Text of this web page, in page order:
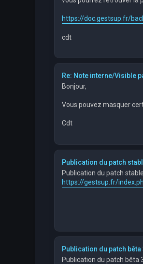
https://doc.gestsup.fr/
cdt
Re: Note interne/Visible
Bonjour,
Vous pouvez masquer
Cdt
Publication du patch
Publication du patch
https://gestsup.fr/
Publication du patch bêta
Publication du patch bêta